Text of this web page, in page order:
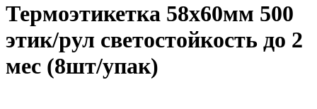
Термоэтикетка 58х60мм 500
этик/рул светостойкость до 2
мес (8шт/упак)